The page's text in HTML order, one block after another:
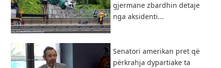
gjermane zbardhin detaje
nga aksidenti...
Senatori amerikan pret që
përkrahja dypartiake ta